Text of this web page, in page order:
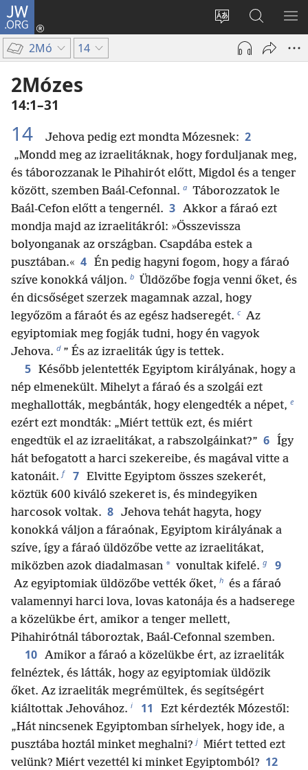
JW.ORG
Oldal
nyelvének
megváltoztatása
Bejelentkezés
(opens
window)
Keresés
a jw.org
honlapon
2Mó 14
2Mózes
14:1–31
14 Jehova pedig ezt mondta Mózesnek: 2
„Mondd meg az izraelitáknak, hogy forduljanak meg,
és táborozzanak le Pihahirót előtt, Migdol és a tenger
között, szemben Baál-Cefonnal. a Táborozzatok le
Baál-Cefon előtt a tengernél. 3 Akkor a fáraó ezt
mondja majd az izraelitákról: »Összevissza
bolyonganak az országban. Csapdába estek a
pusztában.« 4 Én pedig hagyni fogom, hogy a fáraó
szíve konokká váljon. b Üldözőbe fogja venni őket, és
én dicsőséget szerzek magamnak azzal, hogy
legyőzöm a fáraót és az egész hadseregét. c Az
egyiptomiak meg fogják tudni, hogy én vagyok
Jehova. d ” És az izraeliták úgy is tettek.
5 Később jelentették Egyiptom királyának, hogy a
nép elmenekült. Mihelyt a fáraó és a szolgái ezt
meghallották, megbánták, hogy elengedték a népet, e
ezért ezt mondták: „Miért tettük ezt, és miért
engedtük el az izraelitákat, a rabszolgáinkat?” 6 Így
hát befogatott a harci szekereibe, és magával vitte a
katonáit. f 7 Elvitte Egyiptom összes szekerét,
köztük 600 kiváló szekeret is, és mindegyiken
harcosok voltak. 8 Jehova tehát hagyta, hogy
konokká váljon a fáraónak, Egyiptom királyának a
szíve, így a fáraó üldözőbe vette az izraelitákat,
miközben azok diadalmasan * vonultak kifelé. g 9
Az egyiptomiak üldözőbe vették őket, h és a fáraó
valamennyi harci lova, lovas katonája és a hadserege
a közelükbe ért, amikor a tenger mellett,
Pihahirótnál táboroztak, Baál-Cefonnal szemben.
10 Amikor a fáraó a közelükbe ért, az izraeliták
felnéztek, és látták, hogy az egyiptomiak üldözik
őket. Az izraeliták megrémültek, és segítségért
kiáltottak Jehovához. i 11
Ezt kérdezték Mózestől:
„Hát nincsenek Egyiptomban sírhelyek, hogy ide, a
pusztába hoztál minket meghalni? j Miért tetted ezt
velünk? Miért vezettél ki minket Egyiptomból? 12